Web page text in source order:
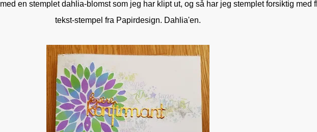
en stemplet dahlia-blomst som jeg har klipt ut, og så har jeg stemplet forsiktig med
tekst-stempel fra Papirdesign. Dahlia'en.